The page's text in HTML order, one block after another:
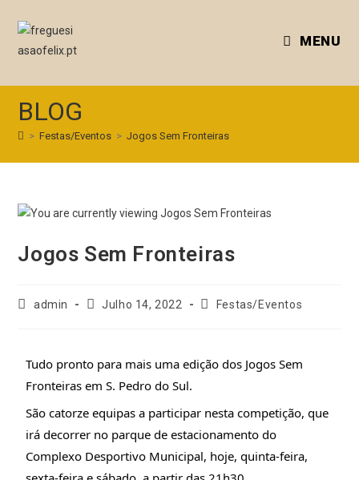
MENU
BLOG
> Festas/Eventos > Jogos Sem Fronteiras
Jogos Sem Fronteiras
admin Julho 14, 2022 Festas/Eventos
Tudo pronto para mais uma edição dos Jogos Sem
Fronteiras em S. Pedro do Sul.
São catorze equipas a participar nesta competição, que
irá decorrer no parque de estacionamento do
Complexo Desportivo Municipal, hoje, quinta-feira,